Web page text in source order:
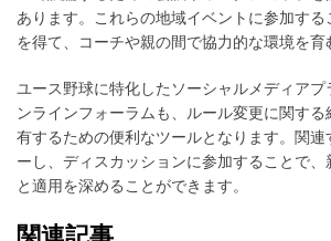
あります。これらの地域イベントに参加す
を得て、コーチや親の間で協力的な環境を育
ユース野球に特化したソーシャルメディア
ンラインフォーラムも、ルール変更に関す
有するための便利なツールとなります。関連
ーし、ディスカッションに参加することで
と適用を深めることができます。